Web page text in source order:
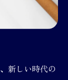
新しい時代の